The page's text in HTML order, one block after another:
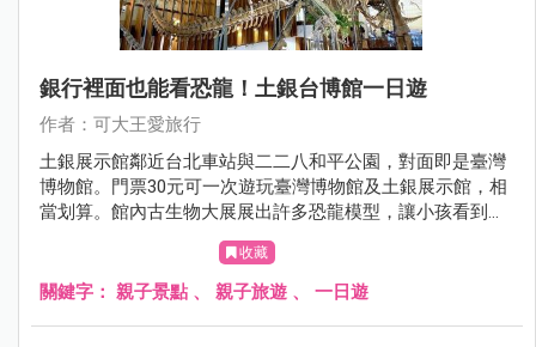
銀行裡面也能看恐龍！土銀台博館一日遊
作者：可大王愛旅行
土銀展示館鄰近台北車站與二二八和平公園，對面即是臺灣
博物館。門票30元可一次遊玩臺灣博物館及土銀展示館，相
當划算。館內古生物大展展出許多恐龍模型，讓小孩看到興
奮尖叫。另有金庫展間，陳列土地銀行的歷史文物，洋溢濃
厚懷舊氛圍。土銀展示館是室內景點，下雨不愁；可與臺灣
博物館與二二八和平公園規劃台北車站一日遊，好玩好逛，
收藏
關鍵字： 親子景點 、 親子旅遊 、 一日遊